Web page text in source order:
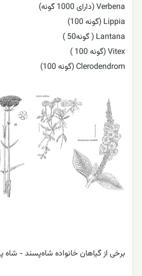
Verbena (دارای 1000 گونه)
Lippia (گونه 100)
Lantana ( گونه50 )
Vitex (گونه 100 )
Clerodendrom (گونه 100)
برخی از گیاهان خانواده شاه‌پسند - شاه